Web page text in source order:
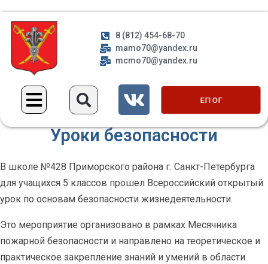
8 (812) 454-68-70
mamo70@yandex.ru
mcmo70@yandex.ru
ЕП ОГ
Уроки безопасности
В школе №428 Приморского района г. Санкт-Петербурга
для учащихся 5 классов прошел Всероссийский открытый
урок по основам безопасности жизнедеятельности.
Это мероприятие организовано в рамках Месячника
пожарной безопасности и направлено на теоретическое и
практическое закрепление знаний и умений в области